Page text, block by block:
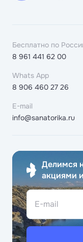
Бесплатно по
8 961 441 62 00
Whats App
8 906 460 27 26
E-mail
info@sanatorika.ru
Делимся
акциями
E-mail